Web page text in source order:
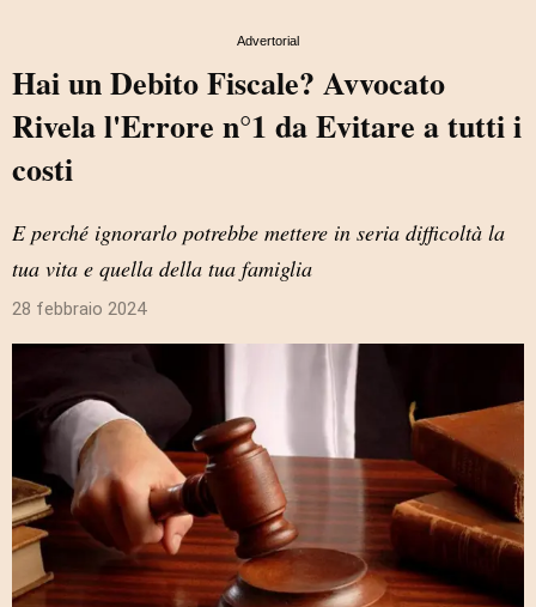
Advertorial
Hai un Debito Fiscale? Avvocato
Rivela l'Errore n°1 da Evitare a tutti i
costi
E perché ignorarlo potrebbe mettere in seria difficoltà la
tua vita e quella della tua famiglia
28 febbraio 2024